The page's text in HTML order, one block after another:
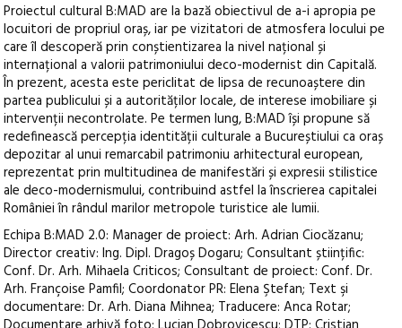
Proiectul cultural B:MAD are la bază obiectivul de a-i apropia pe
locuitori de propriul oraș, iar pe vizitatori de atmosfera locului pe
care îl descoperă prin conștientizarea la nivel național și
internațional a valorii patrimoniului deco-modernist din Capitală.
În prezent, acesta este periclitat de lipsa de recunoaștere din
partea publicului și a autorităților locale, de interese imobiliare și
intervenții necontrolate. Pe termen lung, B:MAD își propune să
redefinească percepția identității culturale a Bucureștiului ca oraș
depozitar al unui remarcabil patrimoniu arhitectural european,
reprezentat prin multitudinea de manifestări și expresii stilistice
ale deco-modernismului, contribuind astfel la înscrierea capitalei
României în rândul marilor metropole turistice ale lumii.
Echipa B:MAD 2.0: Manager de proiect: Arh. Adrian Ciocăzanu;
Director creativ: Ing. Dipl. Dragoș Dogaru; Consultant științific:
Conf. Dr. Arh. Mihaela Criticos; Consultant de proiect: Conf. Dr.
Arh. Françoise Pamfil; Coordonator PR: Elena Ştefan; Text şi
documentare: Dr. Arh. Diana Mihnea; Traducere: Anca Rotar;